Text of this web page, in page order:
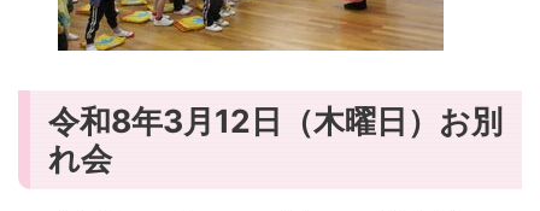
令和8年3月12日（木曜日）お別
れ会